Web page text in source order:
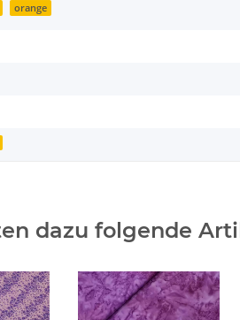
orange
dazu folgende